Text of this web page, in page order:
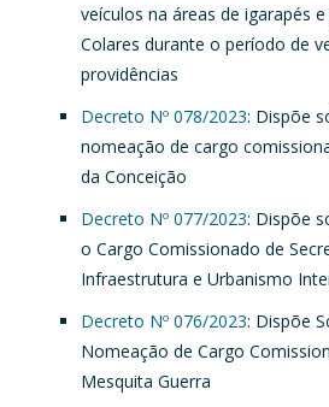
veículos na áreas de igarapés
Colares durante o período de
providências
Decreto Nº 078/2023: Dispõe
nomeação de cargo
da Conceição
Decreto Nº 077/2023: Dispõe
o Cargo Comissionado de
Infraestrutura e Urbanismo
Decreto Nº 076/2023: Dispõe
Nomeação de Cargo
Mesquita Guerra